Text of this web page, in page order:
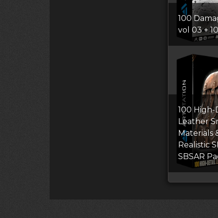
100
vol 03 +
100 High-
Leather
Materials
Realistic
SBSAR